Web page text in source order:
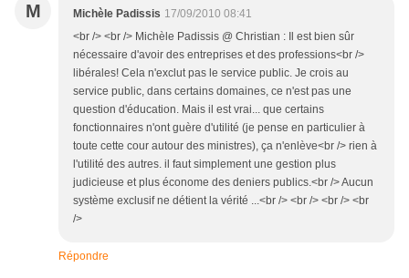
M Michèle Padissis 17/09/2010 08:41
<br /> <br /> Michèle Padissis ‎@ Christian : Il est bien sûr
nécessaire d'avoir des entreprises et des professions<br />
libérales! Cela n'exclut pas le service public. Je crois au
service public, dans certains domaines, ce n'est pas une
question d'éducation. Mais il est vrai... que certains
fonctionnaires n'ont guère d'utilité (je pense en particulier à
toute cette cour autour des ministres), ça n'enlève<br /> rien à
l'utilité des autres. il faut simplement une gestion plus
judicieuse et plus économe des deniers publics.<br /> Aucun
système exclusif ne détient la vérité ...<br /> <br /> <br /> <br
/>
Répondre